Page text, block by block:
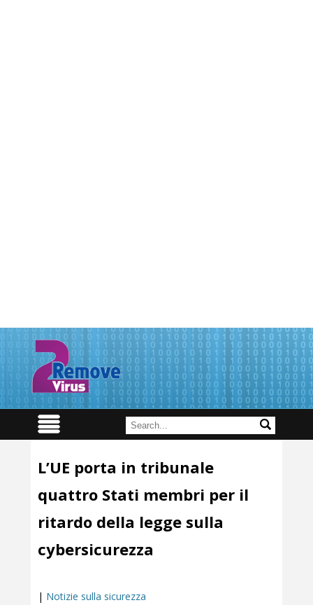
L’UE porta in tribunale
quattro Stati membri per il
ritardo della legge sulla
cybersicurezza
| Notizie sulla sicurezza